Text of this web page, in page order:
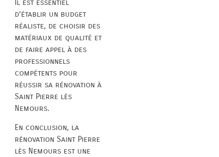
Il est essentiel
d’établir un budget
réaliste, de choisir des
matériaux de qualité et
de faire appel à des
professionnels
compétents pour
réussir sa rénovation à
Saint Pierre lès
Nemours.
En conclusion, la
rénovation Saint Pierre
lès Nemours est une